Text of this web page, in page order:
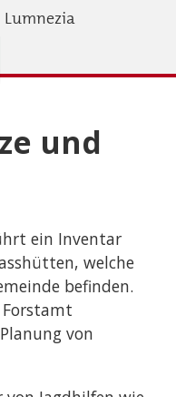
Lumnezia
und
ein Inventar
welche
befinden.
von